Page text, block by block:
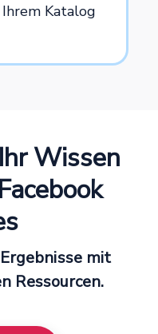
Katalog
Wissen
mit
Ressourcen.